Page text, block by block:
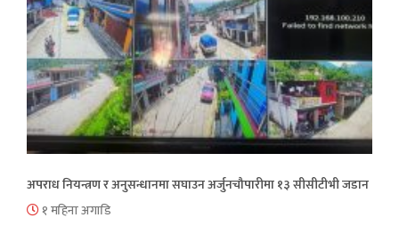
अपराध नियन्त्रण र अनुसन्धानमा सघाउन अर्जुनचौपारीमा १३ सीसीटीभी जडान
१ महिना अगाडि